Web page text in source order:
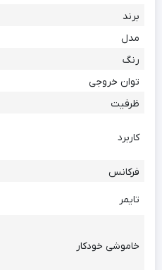
برند
مدل
رنگ
توان خروجی
ظرفیت
کاربرد
فرکانس
تایمر
خاموشی خودکار